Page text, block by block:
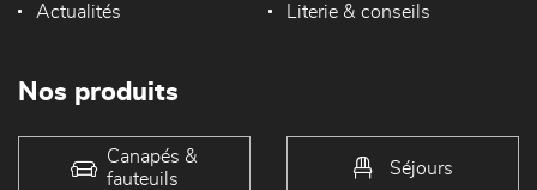
Actualités Literie & conseils
Nos produits
Canapés &
fauteuils
Séjours